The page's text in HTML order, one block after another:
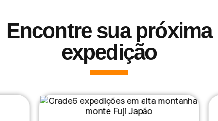
Encontre sua próxima
expedição